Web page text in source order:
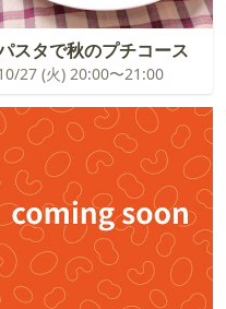
スタで秋のプチコース
27 (火) 20:00〜21:00